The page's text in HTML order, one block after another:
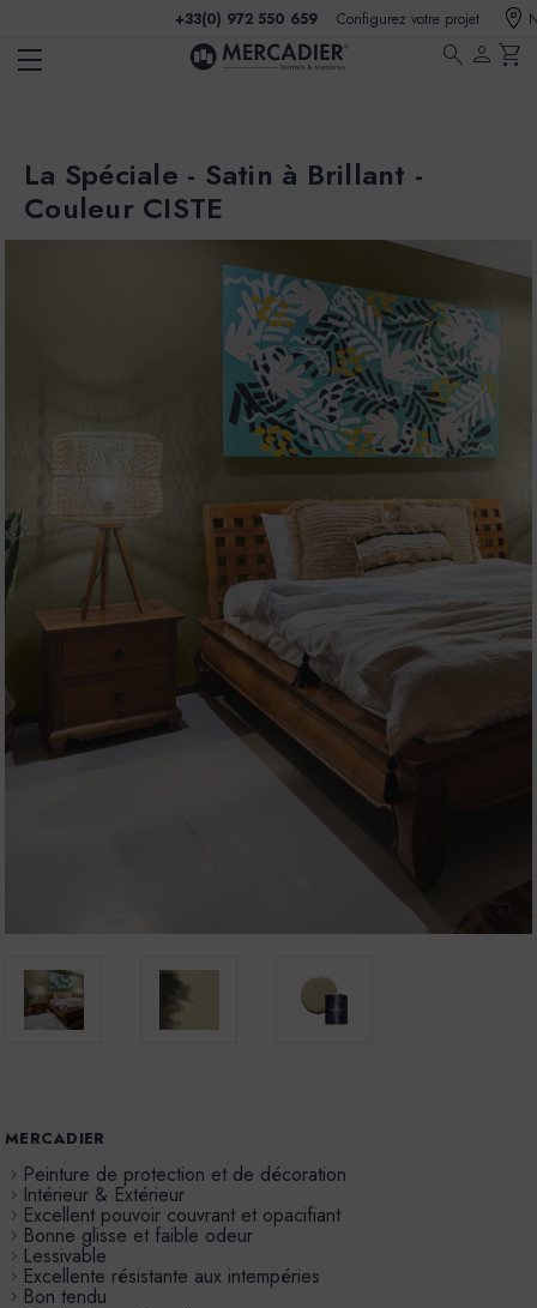
+33(0) 972 550 659 Configurez votre projet
search person shopping_cart
La Spéciale - Satin à Brillant -
Couleur CISTE
MERCADIER
Peinture de protection et de décoration
Intérieur & Extérieur
Excellent pouvoir couvrant et opacifiant
Bonne glisse et faible odeur
Lessivable
Excellente résistante aux intempéries
Bon tendu